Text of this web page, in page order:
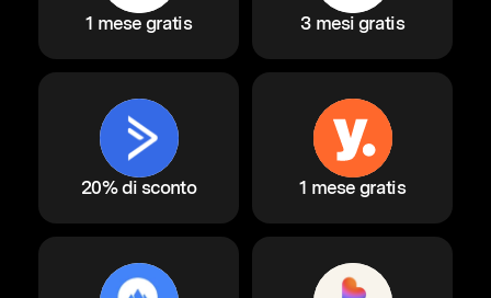
1 mese gratis 3 mesi gratis
20% di sconto 1 mese gratis